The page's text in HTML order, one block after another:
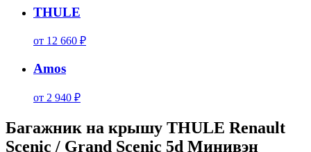
THULE
от 12 660 ₽
Amos
от 2 940 ₽
Багажник на крышу THULE Renault
Scenic / Grand Scenic 5d Минивэн